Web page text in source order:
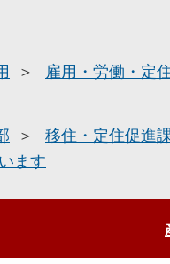
雇用・労働・定
移住・定住促進
ます